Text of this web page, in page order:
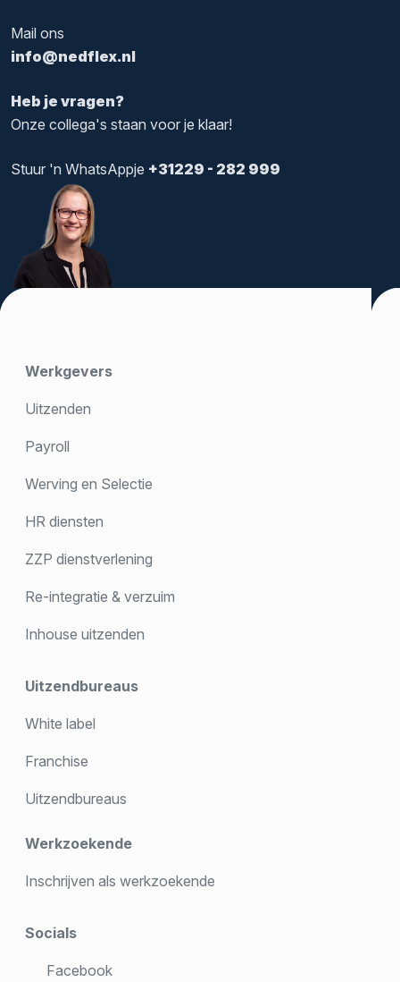
Heb je vragen?
Onze collega's staan voor je klaar!
Mail ons
info@nedflex.nl
Stuur 'n WhatsAppje +31229 - 282 999
Werkgevers
Uitzenden
Payroll
Werving en Selectie
HR diensten
ZZP dienstverlening
Re-integratie & verzuim
Inhouse uitzenden
Uitzendbureaus
White label
Franchise
Uitzendbureaus
Werkzoekende
Inschrijven als werkzoekende
Socials
Facebook